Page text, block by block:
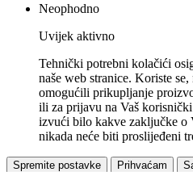
Neophodno
Uvijek aktivno
Tehnički potrebni kolačići
naše web stranice. Koriste
omogućili prikupljanje
ili za prijavu na Vaš
izvući bilo kakve zaključke o
nikada neće biti proslijeđeni
Spremite postavke Prihvaćam